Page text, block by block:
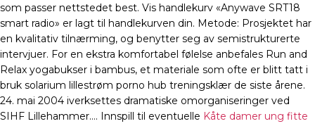
som passer nettstedet best. Vis handlekurv «Anywave SRT18
smart radio» er lagt til handlekurven din. Metode: Prosjektet har
en kvalitativ tilnærming, og benytter seg av semistrukturerte
intervjuer. For en ekstra komfortabel følelse anbefales Run and
Relax yogabukser i bambus, et materiale som ofte er blitt tatt i
bruk solarium lillestrøm porno hub treningsklær de siste årene.
24. mai 2004 iverksettes dramatiske omorganiseringer ved
SIHF Lillehammer…. Innspill til eventuelle Kåte damer ung fitte